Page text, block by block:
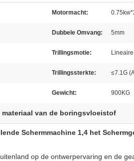
Motormacht:
Dubbele Omvang: 5mm
Trillingsmotie:
Trillingssterkte: ≤7.1G
Gewicht: 900KG
materiaal van de boringsvloeistof
Schermmachine 1,4 het
op de ontwerpervaring en de